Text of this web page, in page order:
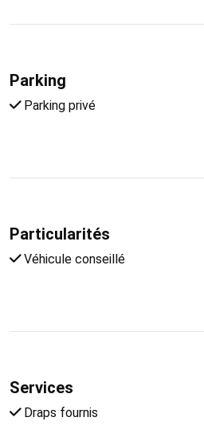
Parking
Parking privé
Particularités
Véhicule conseillé
Services
Draps fournis